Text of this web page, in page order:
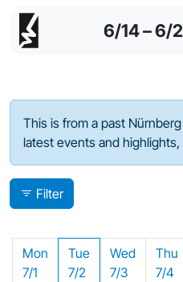
6/14 – 6/
Program - 2024
This is from a past
latest events and highlights,
Filter
Mon
7/1
Tue
7/2
Wed
7/3
Thu
7/4